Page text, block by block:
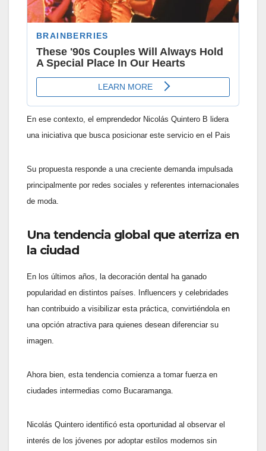
En ese contexto, el emprendedor Nicolás Quintero B lidera
una iniciativa que busca posicionar este servicio en el Pais
Su propuesta responde a una creciente demanda impulsada
principalmente por redes sociales y referentes internacionales
de moda.
Una tendencia global que aterriza en
la ciudad
En los últimos años, la decoración dental ha ganado
popularidad en distintos países. Influencers y celebridades
han contribuido a visibilizar esta práctica, convirtiéndola en
una opción atractiva para quienes desean diferenciar su
imagen.
Ahora bien, esta tendencia comienza a tomar fuerza en
ciudades intermedias como Bucaramanga.
Nicolás Quintero identificó esta oportunidad al observar el
interés de los jóvenes por adoptar estilos modernos sin